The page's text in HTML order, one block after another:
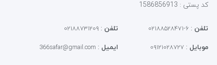
کد پستی : 1586856913
تلفن : ۶-۰۲۱۸۸۵۲۸۴۷۱ تلفن : ۰۲۱۸۸۷۳۱۲۰۹
موبایل : ۰۹۱۲۱۰۲۸۷۲۷ ایمیل :
366safar@gmail.com